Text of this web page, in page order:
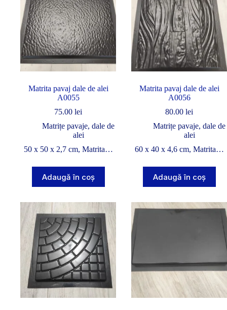
Matrita pavaj dale de alei
A0055
75.00 lei
Matrițe pavaje, dale de
alei
50 x 50 x 2,7 cm, Matrita…
Adaugă în coș
Matrita pavaj dale de alei
A0056
80.00 lei
Matrițe pavaje, dale de
alei
60 x 40 x 4,6 cm, Matrita…
Adaugă în coș